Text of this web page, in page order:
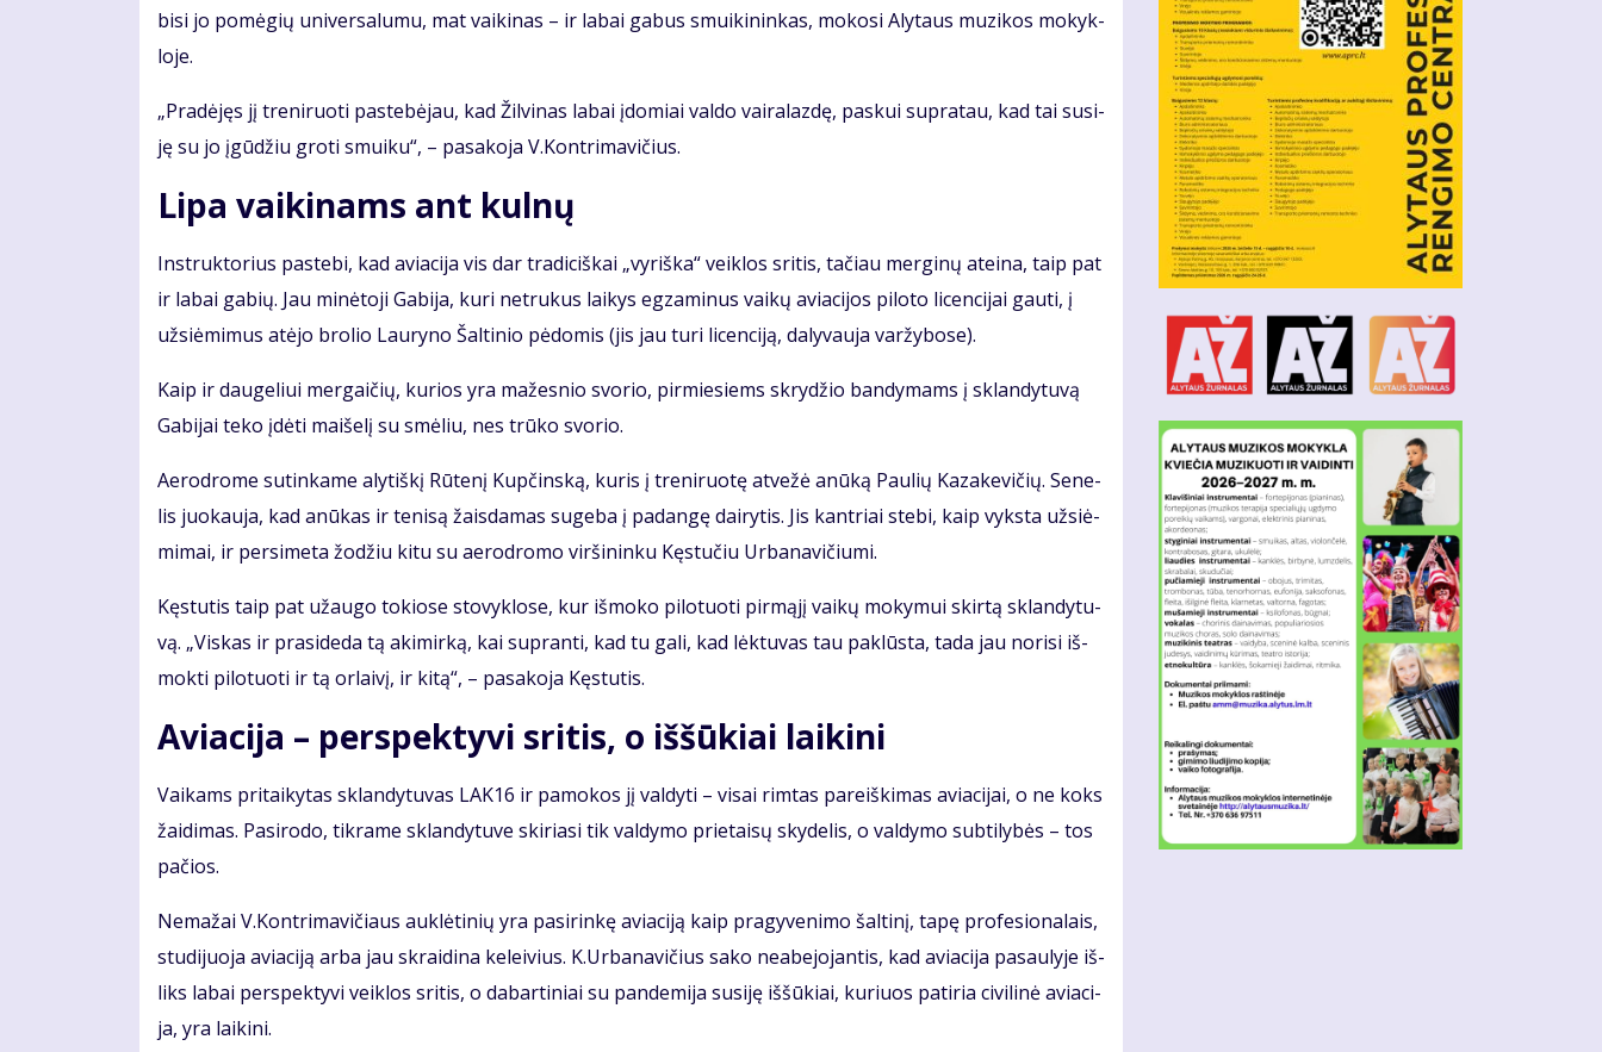
bi­si jo po­mė­gių uni­ver­sa­lu­mu, mat vai­ki­nas – ir la­bai ga­bus smui­ki­nin­kas, mo­ko­si Aly­taus mu­zi­kos mo­kyk­
lo­je.
„Pra­dė­jęs jį tre­ni­ruo­ti pa­ste­bė­jau, kad Žil­vi­nas la­bai įdo­miai val­do vai­ra­laz­dę, pas­kui su­pra­tau, kad tai su­si­
ję su jo įgū­džiu gro­ti smui­ku“, – pa­sa­ko­ja V.Kon­tri­ma­vi­čius.
Lipa vaikinams ant kulnų
Instruktorius pa­ste­bi, kad avia­ci­ja vis dar tra­di­ciš­kai „vy­riš­ka“ veik­los sri­tis, ta­čiau mer­gi­nų at­ei­na, taip pat
ir la­bai ga­bių. Jau mi­nė­to­ji Ga­bi­ja, ku­ri ne­tru­kus lai­kys eg­za­mi­nus vai­kų avia­ci­jos pi­lo­to li­cen­ci­jai gau­ti, į
už­si­ė­mi­mus at­ėjo bro­lio Lau­ry­no Šal­ti­nio pė­do­mis (jis jau tu­ri li­cen­ci­ją, da­ly­vau­ja var­žy­bo­se).
Kaip ir dau­ge­liui mer­gai­čių, ku­rios yra ma­žes­nio svo­rio, pir­mie­siems skry­džio ban­dy­mams į sklan­dy­tu­vą
Ga­bi­jai te­ko įdė­ti mai­še­lį su smė­liu, nes trū­ko svo­rio.
Ae­ro­dro­me su­tin­ka­me aly­tiš­kį Rū­te­nį Kup­čins­ką, ku­ris į tre­ni­ruo­tę at­ve­žė anū­ką Pau­lių Ka­za­ke­vi­čių. Se­ne­
lis juo­kau­ja, kad anū­kas ir te­ni­są žais­da­mas su­ge­ba į pa­dan­gę dai­ry­tis. Jis kan­triai ste­bi, kaip vyks­ta už­si­ė­
mi­mai, ir per­si­me­ta žo­džiu ki­tu su ae­ro­dro­mo vir­ši­nin­ku Kęs­tu­čiu Ur­ba­na­vi­čiu­mi.
Kęs­tu­tis taip pat už­au­go to­kio­se sto­vyk­lo­se, kur iš­mo­ko pi­lo­tuo­ti pir­mą­jį vai­kų mo­ky­mui skir­tą sklan­dy­tu­
vą. „Vis­kas ir pra­si­de­da tą aki­mir­ką, kai su­pran­ti, kad tu ga­li, kad lėk­tu­vas tau pa­klūs­ta, ta­da jau no­ri­si iš­
mok­ti pi­lo­tuo­ti ir tą or­lai­vį, ir ki­tą“, – pa­sa­ko­ja Kęs­tu­tis.
Aviacija – perspektyvi sritis, o iššūkiai laikini
Vai­kams pri­tai­ky­tas sklan­dy­tu­vas LAK16 ir pa­mo­kos jį val­dy­ti – vi­sai rim­tas pa­reiš­ki­mas avia­ci­jai, o ne koks
žai­di­mas. Pa­si­ro­do, tik­ra­me sklan­dy­tu­ve ski­ria­si tik val­dy­mo prie­tai­sų sky­de­lis, o val­dy­mo sub­ti­ly­bės – tos
pa­čios.
Ne­ma­žai V.Kon­tri­ma­vi­čiaus auk­lė­ti­nių yra pa­si­rin­kę avia­ci­ją kaip pra­gy­ve­ni­mo šal­ti­nį, ta­pę pro­fe­sio­na­lais,
stu­di­juo­ja avia­ci­ją ar­ba jau skrai­di­na ke­lei­vius. K.Ur­ba­na­vi­čius sa­ko ne­abe­jo­jan­tis, kad avia­ci­ja pa­sau­ly­je iš­
liks la­bai per­spek­ty­vi veik­los sri­tis, o da­bar­ti­niai su pan­de­mi­ja su­si­ję iš­šū­kiai, ku­riuos pa­ti­ria ci­vi­li­nė avia­ci­
ja, yra lai­ki­ni.